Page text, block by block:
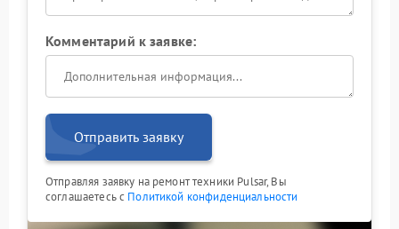
Комментарий к заявке:
Отправить заявку
Отправляя заявку на ремонт техники Pulsar, Вы
соглашаетесь с Политикой конфиденциальности